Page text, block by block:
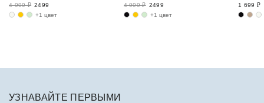
4 999 ₽ 2499
+1 цвет
4 999 ₽ 2499
+1 цвет
1 699 ₽
УЗНАВАЙТЕ ПЕРВЫМИ